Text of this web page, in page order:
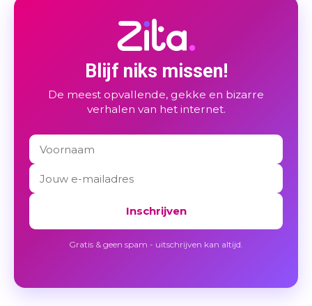
Blijf niks missen!
De meest opvallende, gekke en bizarre
verhalen van het internet.
Inschrijven
Gratis & geen spam - uitschrijven kan altijd.